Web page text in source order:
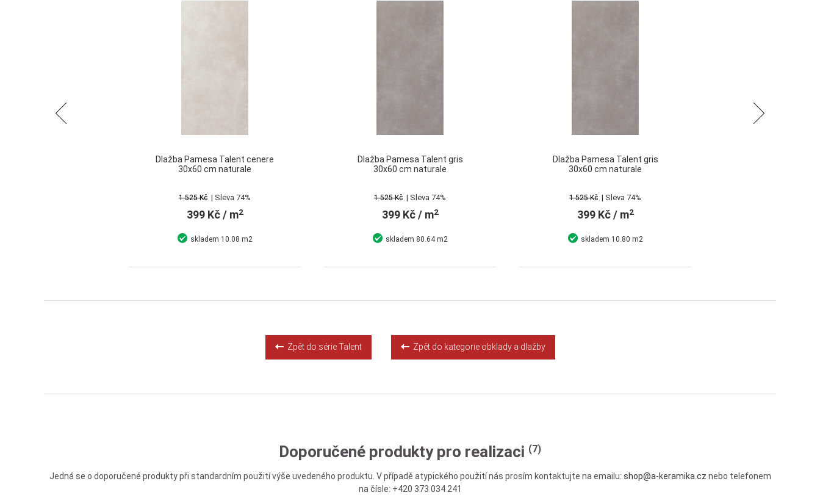
Dlažba Pamesa Talent cenere
30x60 cm naturale
1 525 Kč | Sleva 74%
399 Kč/ m2
skladem 10.08 m2
Dlažba Pamesa Talent gris
30x60 cm naturale
1 525 Kč | Sleva 74%
399 Kč/ m2
skladem 80.64 m2
Dlažba Pamesa Talent gris
30x60 cm naturale
1 525 Kč | Sleva 74%
399 Kč/ m2
skladem 10.80 m2
Zpět do série Talent Zpět do kategorie obklady a dlažby
Doporučené produkty pro realizaci (7)
Jedná se o doporučené produkty při standardním použití výše uvedeného produktu. V případě atypického použití nás prosím kontaktujte na emailu: shop@a-keramika.cz nebo telefonem
na čísle: +420 373 034 241